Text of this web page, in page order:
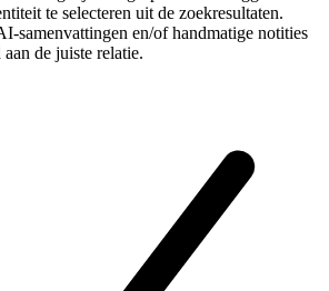
te selecteren uit de zoekresultaten.
samenvattingen en/of handmatige notities
de juiste relatie.